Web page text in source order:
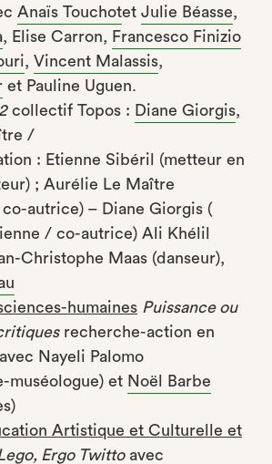
Anaïs Touchotet Julie Béasse,
, Elise Carron, Francesco Finizio
, Vincent Malassis,
et Pauline Uguen.
collectif Topos : Diane Giorgis,
/
: Etienne Sibéril (metteur en
; Aurélie Le Maître
autrice) – Diane Giorgis (
/ co-autrice) Ali Khélil
Christophe Maas (danseur),
humaines Puissance ou
recherche-action en
Nayeli Palomo
muséologue) et Noël Barbe
Artistique et Culturelle et
Ergo Twittoavec